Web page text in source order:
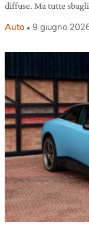
diffuse. Ma tutte
Auto 9 giugno